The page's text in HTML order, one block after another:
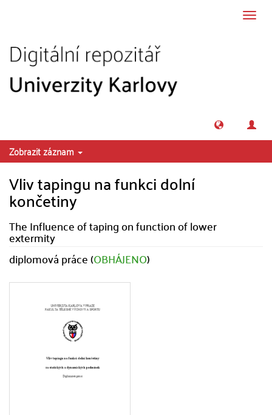
Zobrazit záznam
Vliv tapingu na funkci dolní
končetiny
The Influence of taping on function of lower
extermity
diplomová práce (OBHÁJENO)